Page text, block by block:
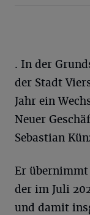
. In der
der Stadt
Jahr ein
Neuer
Sebastian
Er übernimmt
der im Juli
und damit